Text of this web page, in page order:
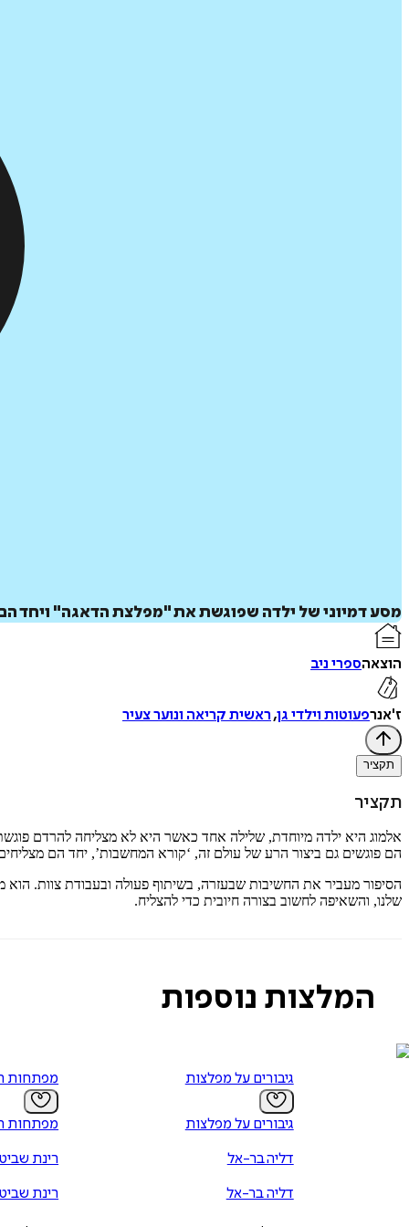
מסע דמיוני של ילדה שפוגשת את "מפלצת הדאגה" ויחד
הוצאהספרי ניב
ז'אנרפעוטות וילדי גן,ראשית קריאה ונוער צעיר
תקציר
תקציר
אלמוג היא ילדה מיוחדת, שלילה אחד כאשר היא לא מצליחה להרדם
הם פוגשים גם ביצור הרע של עולם זה, ‘קורא המחשבות’, יחד הם
הסיפור מעביר את החשיבות שבעזרה, בשיתוף פעולה ובעבודת צוות. הוא
שלנו, והשאיפה לחשוב בצורה חיובית כדי להצליח.
המלצות נוספות
גיבורים על מפלצות
גיבורים על מפלצות
דליה בר-אל
דליה בר-אל
מפתחות
מפתחות
רינת שביט
רינת שביט